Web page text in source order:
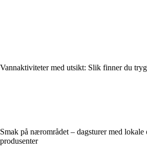
Vannaktiviteter med utsikt: Slik finner du
Smak på nærområdet – dagsturer med lokale
produsenter